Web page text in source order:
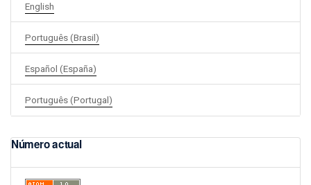
English
Português (Brasil)
Español (España)
Português (Portugal)
Número actual